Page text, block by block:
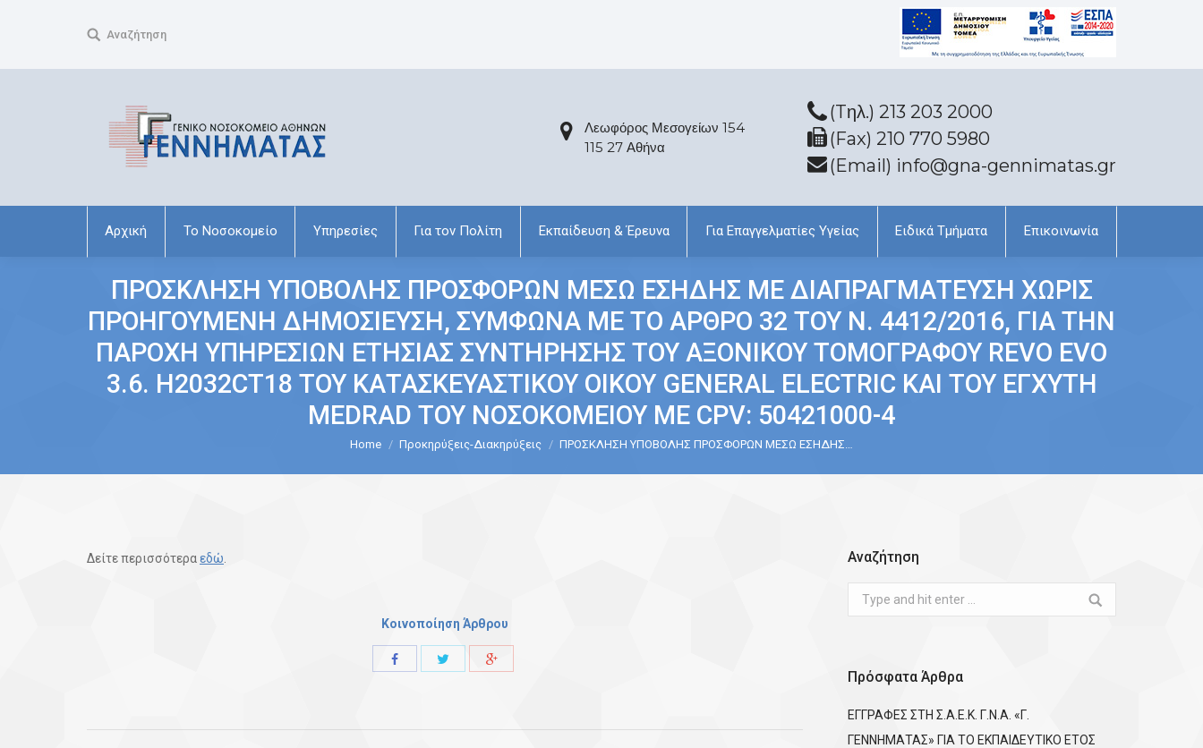
Search:Αναζήτηση
Λεωφόρος Μεσογείων 154
115 27 Αθήνα
(Tηλ.) 213 203 2000
(Fax) 210 770 5980
(Email) info@gna-gennimatas.gr
Αρχική Το Νοσοκομείο Υπηρεσίες Για τον Πολίτη Εκπαίδευση & Έρευνα Για Επαγγελματίες Υγείας Ειδικά Τμήματα Επικοινωνία
ΠΡΟΣΚΛΗΣΗ ΥΠΟΒΟΛΗΣ ΠΡΟΣΦΟΡΩΝ ΜΕΣΩ ΕΣΗΔΗΣ ΜΕ ΔΙΑΠΡΑΓΜΑΤΕΥΣΗ ΧΩΡΙΣ
ΠΡΟΗΓΟΥΜΕΝΗ ΔΗΜΟΣΙΕΥΣΗ, ΣΥΜΦΩΝΑ ΜΕ ΤΟ ΑΡΘΡΟ 32 ΤΟΥ Ν. 4412/2016, ΓΙΑ ΤΗΝ
ΠΑΡΟΧΗ ΥΠΗΡΕΣΙΩΝ ETHΣΙΑΣ ΣΥΝΤΗΡΗΣΗΣ ΤΟΥ ΑΞΟΝΙΚΟΥ ΤΟΜΟΓΡΑΦΟΥ REVO EVO
3.6. H2032CT18 ΤΟΥ ΚΑΤΑΣΚΕΥΑΣΤΙΚΟΥ ΟΙΚΟΥ GENERAL ELECTRIC ΚΑΙ ΤΟΥ ΕΓΧΥΤΗ
MEDRAD ΤΟΥ ΝΟΣΟΚΟΜΕΙΟΥ ΜΕ CPV: 50421000-4
Home Προκηρύξεις-Διακηρύξεις ΠΡΟΣΚΛΗΣΗ ΥΠΟΒΟΛΗΣ ΠΡΟΣΦΟΡΩΝ ΜΕΣΩ ΕΣΗΔΗΣ…
Δείτε περισσότεραεδώ
Κοινοποίηση Άρθρου
Share
Αναζήτηση
Search:
Πρόσφατα Άρθρα
ΕΓΓΡΑΦΕΣ ΣΤΗ Σ.Α.Ε.Κ. Γ.Ν.Α. «Γ.
ΓΕΝΝΗΜΑΤΑΣ» ΓΙΑ ΤΟ ΕΚΠΑΙΔΕΥΤΙΚΟ ΕΤΟΣ